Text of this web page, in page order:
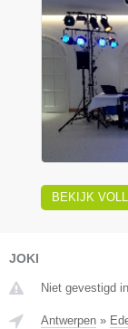
BEKIJK
JOKI
Niet gevestigd
Antwerpen »